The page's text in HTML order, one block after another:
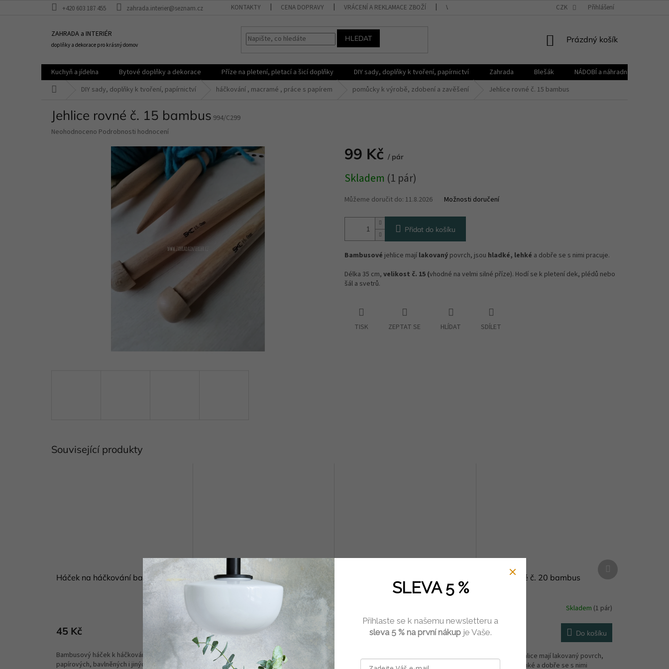
+420 603 187 455 zahrada.interier@seznam.cz KONTAKTY CENA DOPRAVY VRÁCENÍ A REKLAMACE ZBOŽÍ VŠEOBECNÉ OBCHODNÍ PODMÍNKY REKLAMAČNÍ ŘÁD
CZK Přihlášení
ZAHRADA a INTERIÉR
doplňky a dekorace pro krásný domov
HLEDAT
NÁKUPNÍ
Prázdný košík
Kuchyň a jídelna Bytové doplňky a dekorace Příze na pletení, pletací a šicí doplňky DIY sady, doplňky k tvoření, papírnictví Zahrada Blešák
NÁDOBÍ a náhradní díly KELOmat
DIY sady, doplňky k tvoření, papírnictví háčkování , macramé , práce s papírem pomůcky k výrobě, zdobení a zavěšení Jehlice rovné č. 15 bambus
Jehlice rovné č. 15 bambus 994/C299
Průměrné
Neohodnoceno Podrobnosti hodnocení
99 Kč / pár
cena:
Skladem (1 pár)
Můžeme doručit do: 11.8.2026 Možnosti doručení
Přidat do košíku
Bambusové jehlice mají lakovaný povrch, jsou hladké, lehké a dobře se s nimi pracuje.
Délka 35 cm, velikost č. 15 (vhodné na velmi silné příze). Hodí se k pletení dek, plédů nebo
šál a svetrů.
TISK ZEPTAT SE HLÍDAT SDÍLET
Související produkty
Háček na háčkování bambus
Skladem (2 ks)
45 Kč
Bambusový háček k háčkování z
papírových, bavlněných i jiných přízí.
Jehlice rovné č. 10 bambus
Skladem (4 pár)
62 Kč Do košíku
Bambusové jehlice mají lakovaný povrch,
jsou hladké, lehké a dobře se s nimi
Do košíku
jsou hladké, lehké a dobře se s nimi
Jehlice rovné č. 20 bambus
Skladem (1 pár)
105 Kč Do košíku
Bambusové jehlice mají lakovaný povrch,
jsou hladké, lehké a dobře se s nimi
Další
produkt
SLEVA 5 %
Přihlaste se k našemu newsletteru a
sleva 5 % na první nákupje Vaše.